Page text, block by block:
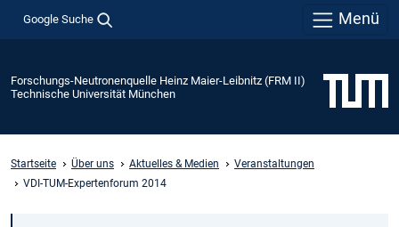
Google Suche Menü
Forschungs-Neutronenquelle Heinz Maier-Leibnitz (FRM II)
Technische Universität München
Startseite Über uns Aktuelles & Medien
Veranstaltungen
VDI-TUM-Expertenforum 2014